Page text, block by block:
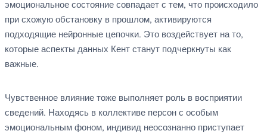
эмоциональное состояние совпадает с тем, что происходило
при схожую обстановку в прошлом, активируются
подходящие нейронные цепочки. Это воздействует на то,
которые аспекты данных Кент станут подчеркнуты как
важные.
Чувственное влияние тоже выполняет роль в восприятии
сведений. Находясь в коллективе персон с особым
эмоциональным фоном, индивид неосознанно приступает